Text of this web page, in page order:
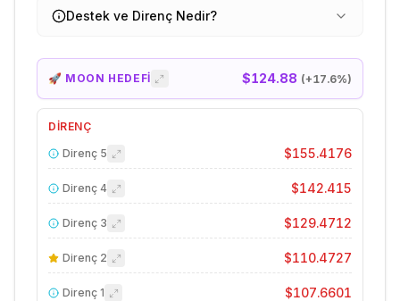
Destek ve Direnç Nedir?
🚀 MOON HEDEFİ $124.88 (+17.6%)
DIRENÇ
Direnç 5 $155.4176
Direnç 4 $142.415
Direnç 3 $129.4712
Direnç 2 $110.4727
Direnç 1 $107.6601